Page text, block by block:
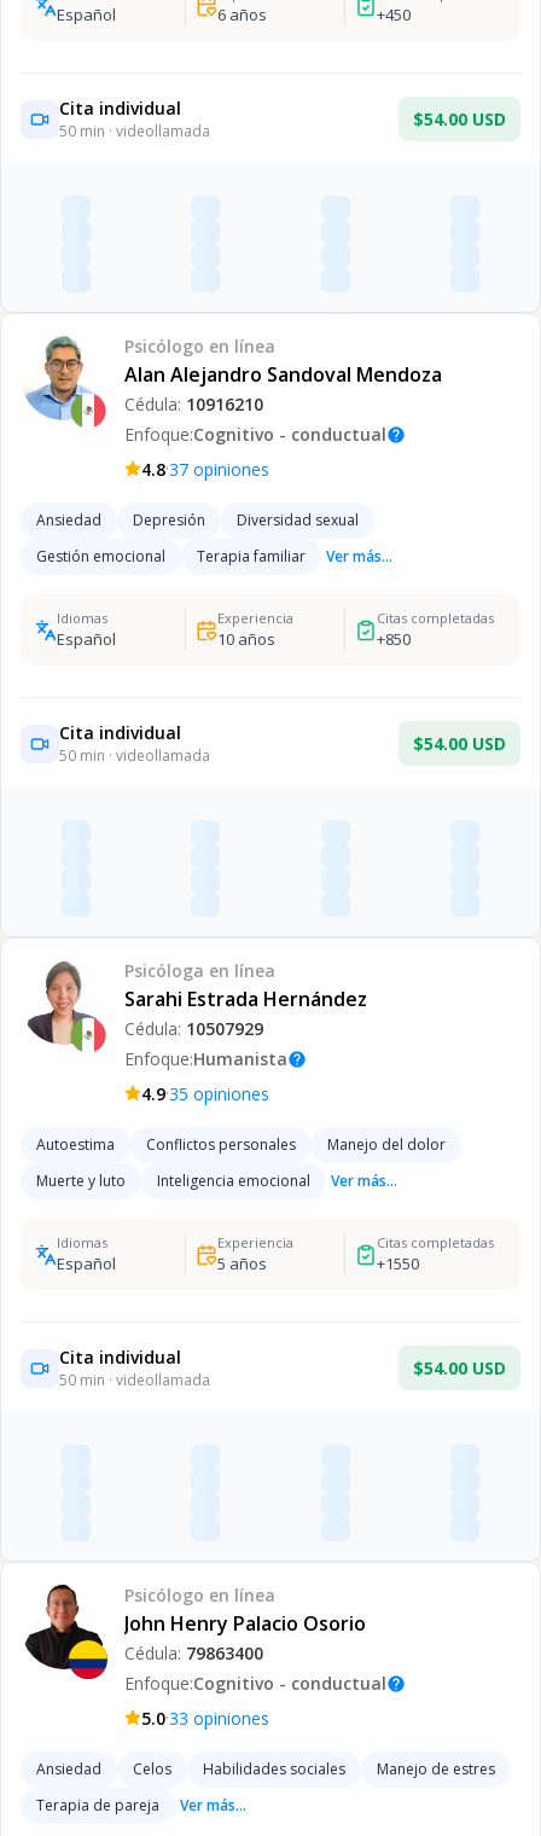
Español 6años +450
Cita individual
50 min · videollamada
$54.00 USD
Psicólogo en línea
Alan Alejandro Sandoval Mendoza
Cédula: 10916210
Enfoque:Cognitivo - conductualhelp
4.8·37 opiniones
Ansiedad Depresión
Diversidad sexual
Gestión emocional
Terapia familiar Ver más...
Idiomas
Español
Experiencia
10años
Citas completadas
+850
Cita individual
50 min · videollamada
$54.00 USD
Psicóloga en línea
Sarahi Estrada Hernández
Cédula: 10507929
Enfoque:Humanistahelp
4.9·35 opiniones
Autoestima Conflictos personales
Manejo del dolor
Muerte y luto
Inteligencia emocional Ver más...
Idiomas
Español
Experiencia
5 años
Citas completadas
+1550
Cita individual
50 min · videollamada
$54.00 USD
Psicólogo en línea
John Henry Palacio Osorio
Cédula: 79863400
Enfoque:Cognitivo - conductualhelp
5.0·33 opiniones
Ansiedad Celos Habilidades sociales
Manejo de estres
Terapia de pareja
Ver más...